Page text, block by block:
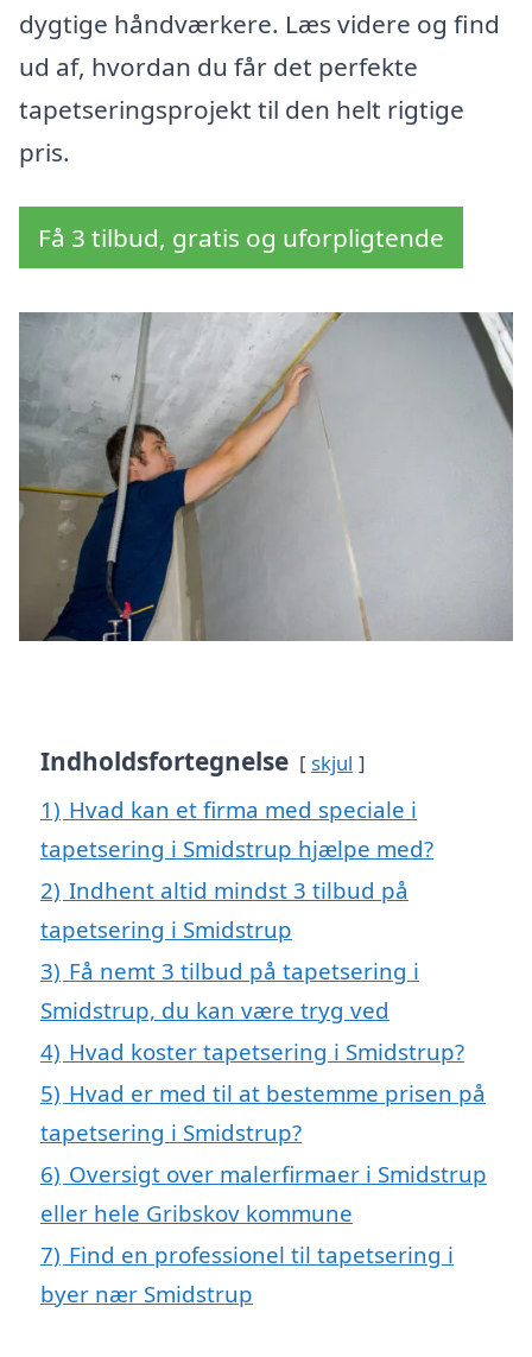
dygtige håndværkere. Læs videre og find
ud af, hvordan du får det perfekte
tapetseringsprojekt til den helt rigtige
pris.
Få 3 tilbud, gratis og uforpligtende
Indholdsfortegnelse skjul
1) Hvad kan et firma med speciale i
tapetsering i Smidstrup hjælpe med?
2) Indhent altid mindst 3 tilbud på
tapetsering i Smidstrup
3) Få nemt 3 tilbud på tapetsering i
Smidstrup, du kan være tryg ved
4) Hvad koster tapetsering i Smidstrup?
5) Hvad er med til at bestemme prisen på
tapetsering i Smidstrup?
6) Oversigt over malerfirmaer i Smidstrup
eller hele Gribskov kommune
7) Find en professionel til tapetsering i
byer nær Smidstrup